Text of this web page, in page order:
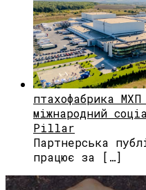
птахофабрика
міжнародний
Pillar
Партнерська
працює за […]